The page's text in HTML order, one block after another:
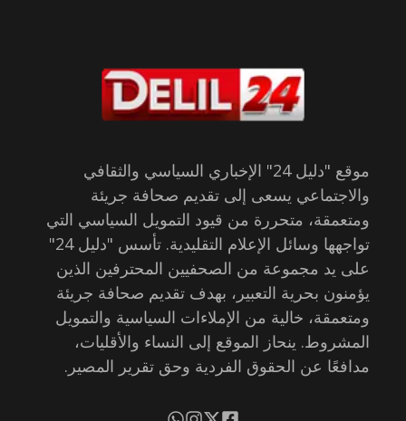
موقع "دليل 24" الإخباري السياسي والثقافي
والاجتماعي يسعى إلى تقديم صحافة جريئة
ومتعمقة، متحررة من قيود التمويل السياسي التي
تواجهها وسائل الإعلام التقليدية. تأسس "دليل 24"
على يد مجموعة من الصحفيين المحترفين الذين
يؤمنون بحرية التعبير، بهدف تقديم صحافة جريئة
ومتعمقة، خالية من الإملاءات السياسية والتمويل
المشروط. ينحاز الموقع إلى النساء والأقليات،
مدافعًا عن الحقوق الفردية وحق تقرير المصير.